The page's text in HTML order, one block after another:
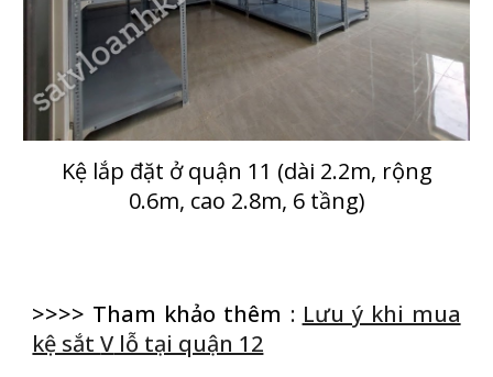
Kệ lắp đặt ở quận 11 (dài 2.2m, rộng
0.6m, cao 2.8m, 6 tầng)
>>>> Tham khảo thêm : Lưu ý khi mua
kệ sắtV lỗ tại quận 12